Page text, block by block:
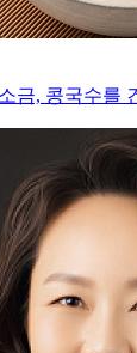
금, 콩국수를